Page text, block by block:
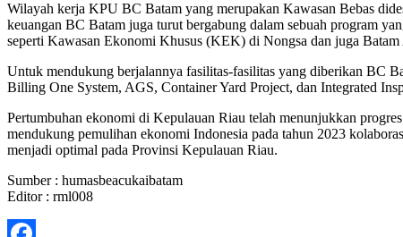
Wilayah kerja KPU BC Batam yang merupakan Kawasan Bebas
keuangan BC Batam juga turut bergabung dalam sebuah program
seperti Kawasan Ekonomi Khusus (KEK) di Nongsa dan juga
Untuk mendukung berjalannya fasilitas-fasilitas yang diberikan BC
Billing One System, AGS, Container Yard Project, dan Integrated
Pertumbuhan ekonomi di Kepulauan Riau telah menunjukkan
mendukung pemulihan ekonomi Indonesia pada tahun 2023
menjadi optimal pada Provinsi Kepulauan Riau.
Sumber : humasbeacukaibatam
Editor : rml008